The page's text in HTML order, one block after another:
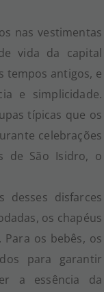
nas vestimentas
vida da capital
tempos antigos, e
e simplicidade.
típicas que os
celebrações
de São Isidro, o
desses disfarces
os chapéus
Para os bebês, os
para garantir
a essência da